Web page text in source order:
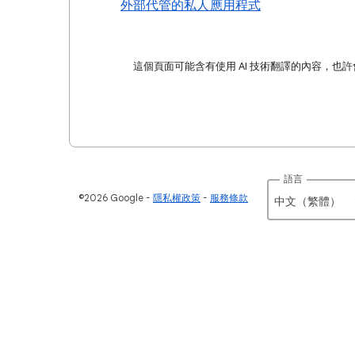
外部代管的私人應用程式
這個頁面可能含有使用 AI 技術翻譯的內容，也許
©2026 Google 隱私權政策 服務條款
語言
中文（繁體）‎